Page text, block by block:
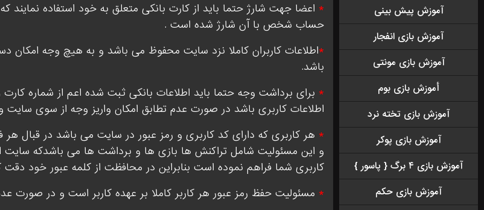
آموزش پيش بينی
آموزش بازی انفجار
آموزش بازی مونتی
أموزش بازی بوم
آموزش بازی تخته نرد
آموزش بازی پوکر
آموزش بازی ۴ برگ { پاسور }
آموزش بازی حکم
* اعضا جهت شارژ حتما باید از کارت بانکی متعلق به خود استفاده
حساب شخص با آن شارژ شده است .
*اطلاعات کاربران کاملا نزد سایت محفوظ می باشد و به هیچ وجه امکان
باشد.
* برای برداشت وجه حتما باید اطلاعات بانکی ثبت شده اعم از شماره
اطلاعات کاربری باشد در صورت عدم تطابق امکان واریز وجه از سوی
* هر کاربری که دارای کد کاربری و رمز عبور در سایت می باشد در قبال
و این مسئولیت شامل تراکنش ها بازی ها و برداشت ها می باشدکه سایت
کاربری شما فراهم نموده است بنابراین در محافظت از کلمه عبور خود دقت
* مسئولیت حفظ رمز عبور هر کاربر کاملا بر عهده کاربر است و در